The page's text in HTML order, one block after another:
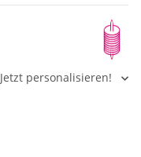
Jetzt personalisieren!